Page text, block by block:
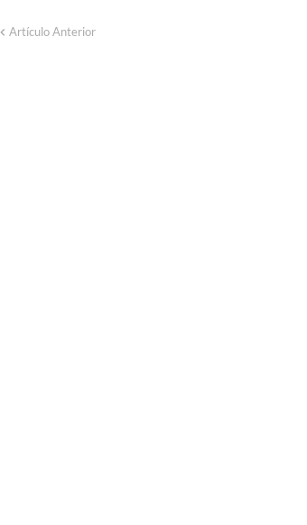
Artículo Anterior